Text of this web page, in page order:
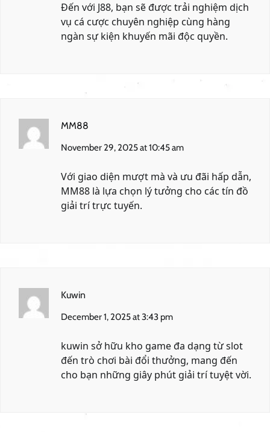
Đến với J88, bạn sẽ được trải nghiệm dịch
vụ cá cược chuyên nghiệp cùng hàng
ngàn sự kiện khuyến mãi độc quyền.
MM88
November 29, 2025 at 10:45 am
Với giao diện mượt mà và ưu đãi hấp dẫn,
MM88 là lựa chọn lý tưởng cho các tín đồ
giải trí trực tuyến.
Kuwin
December 1, 2025 at 3:43 pm
kuwin sở hữu kho game đa dạng từ slot
đến trò chơi bài đổi thưởng, mang đến
cho bạn những giây phút giải trí tuyệt vời.